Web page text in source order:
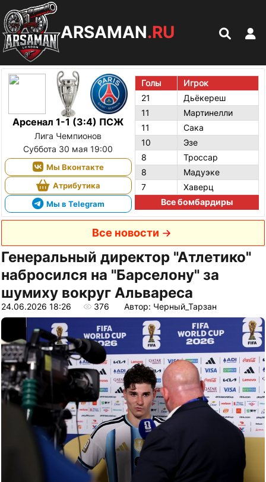
ARSAMAN.RU
Арсенал 1-1 (3:4) ПСЖ
Лига Чемпионов
Суббота 30 мая 19:00
Мы Вконтакте
Атрибутика
Мы в Telegram
Голы
Игрок
21
Дьёкереш
11
Мартинелли
11
Сака
10
Эзе
8
Троссар
8
Мадуэке
7
Хаверц
Все бомбардиры
Все новости
Генеральный директор "Атлетико"
набросился на "Барселону" за
шумиху вокруг Альвареса
24.06.2026 18:26 376 Автор: Черный_Тарзан